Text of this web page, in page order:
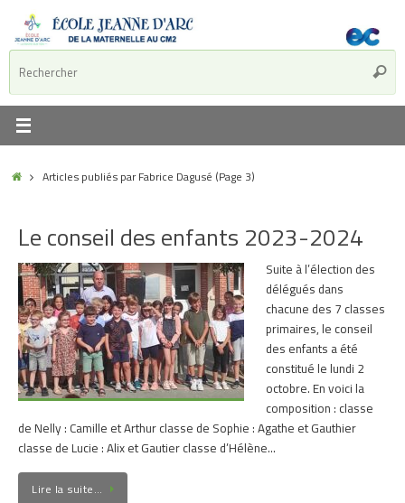
Articles publiés par Fabrice Dagusé (Page 3)
Le conseil des enfants 2023-2024
Suite à l’élection des
délégués dans
chacune des 7 classes
primaires, le conseil
des enfants a été
constitué le lundi 2
octobre. En voici la
composition : classe
de Nelly : Camille et Arthur classe de Sophie : Agathe et Gauthier
classe de Lucie : Alix et Gautier classe d’Hélène…
Lire la suite…